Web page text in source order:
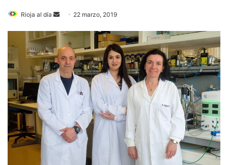
Rioja al día
d
a
n
e
l
22 marzo, 2019